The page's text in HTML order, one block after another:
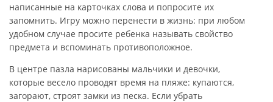
написанные на карточках слова и попросите их
запомнить. Игру можно перенести в жизнь: при любом
удобном случае просите ребенка называть свойство
предмета и вспоминать противоположное.
В центре пазла нарисованы мальчики и девочки,
которые весело проводят время на пляже: купаются,
загорают, строят замки из песка. Если убрать